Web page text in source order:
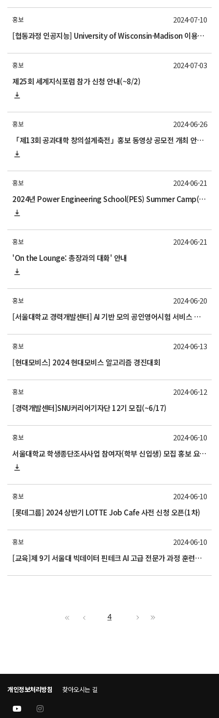
홍보
[협동과정 인공지능] University of Wisconsin-Madison 이용재 교수 "Next Steps in Generalist Multimodal Models" 세미나 안내 (7/15, 오전 11시)
2024-07-10
홍보
제25회 세계지식포럼 참가 신청 안내(~8/2)
2024-07-03
홍보
「제13회 공과대학 창의설계축전」홍보 동영상 공모전 개최 안내(접수기한 재연장)
2024-06-26
홍보
2024년 Power Engineering School(PES) Summer Camp(30기) 참가 대학생 선발 안내
2024-06-21
홍보
'On the Lounge: 총장과의 대화' 안내
2024-06-21
홍보
[서울대학교 경력개발센터] AI 기반 모의 공인영어시험 서비스 링글 AI Prep 대학원생 체험단
2024-06-20
홍보
[현대모비스] 2024 현대모비스 알고리즘 경진대회
2024-06-13
홍보
[경력개발센터]SNU커리어기자단 12기 모집(~6/17)
2024-06-12
홍보
서울대학교 학생종단조사사업 참여자(학부 신입생) 모집 홍보 요청(모집 기간 연장)
2024-06-10
홍보
[롯데그룹] 2024 상반기 LOTTE Job Cafe 사전 신청 오픈(1차)
2024-06-10
홍보
[교육]제 9기 서울대 빅데이터 핀테크 AI 고급 전문가 과정 훈련생 모집
2024-06-10
4
개인정보처리방침 찾아오시는 길